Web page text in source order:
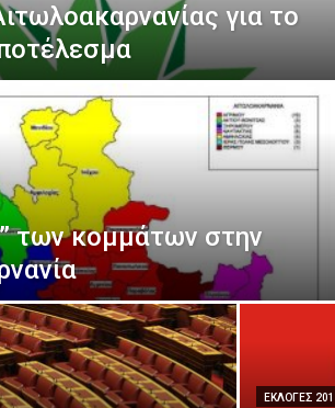
για το
των κομμάτων στην
ΕΚΛΟΓΈΣ